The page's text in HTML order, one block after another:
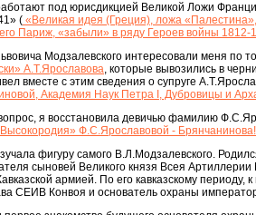
под юрисдикцией Великой Ложи
( «Великая идея (Греция), ложа
Париж, «забыли» в ряду Героев войны 1812-
Модзалевского интересовали меня по
А.Т.Ярославова, которые вывозились в
вместе с этим сведения о супруге
Академия Наук Петра I, Дубровицы и
я восстановила девичью фамилию
Ф.С.Ярославовой -
фигуру самого В.Л.Модзалевского.
сыновей Великого князя Всея
армией. По его кавказскому
СЕИВ Конвоя и основатель охраны